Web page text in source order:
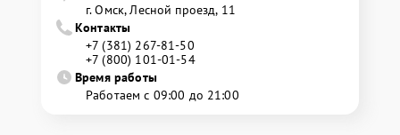
г. Омск, ​Лесной проезд, 11
Контакты
+7 (381) 267-81-50
+7 (800) 101-01-54
Время работы
Работаем с 09:00 до 21:00